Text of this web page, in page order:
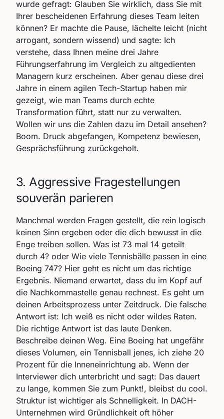
wurde gefragt: Glauben Sie wirklich, dass Sie mit
Ihrer bescheidenen Erfahrung dieses Team leiten
können? Er machte die Pause, lächelte leicht (nicht
arrogant, sondern wissend) und sagte: Ich
verstehe, dass Ihnen meine drei Jahre
Führungserfahrung im Vergleich zu altgedienten
Managern kurz erscheinen. Aber genau diese drei
Jahre in einem agilen Tech-Startup haben mir
gezeigt, wie man Teams durch echte
Transformation führt, statt nur zu verwalten.
Wollen wir uns die Zahlen dazu im Detail ansehen?
Boom. Druck abgefangen, Kompetenz bewiesen,
Gesprächsführung zurückgeholt.
3. Aggressive Fragestellungen
souverän parieren
Manchmal werden Fragen gestellt, die rein logisch
keinen Sinn ergeben oder die dich bewusst in die
Enge treiben sollen. Was ist 73 mal 14 geteilt
durch 4? oder Wie viele Tennisbälle passen in eine
Boeing 747? Hier geht es nicht um das richtige
Ergebnis. Niemand erwartet, dass du im Kopf auf
die Nachkommastelle genau rechnest. Es geht um
deinen Arbeitsprozess unter Zeitdruck. Die falsche
Antwort ist: Ich weiß es nicht oder wildes Raten.
Die richtige Antwort ist das laute Denken.
Beschreibe deinen Weg. Eine Boeing hat ungefähr
dieses Volumen, ein Tennisball jenes, ich ziehe 20
Prozent für die Inneneinrichtung ab. Wenn der
Interviewer dich unterbricht und sagt: Das dauert
zu lange, kommen Sie zum Punkt!, bleibst du cool.
Struktur ist wichtiger als Schnelligkeit. In DACH-
Unternehmen wird Gründlichkeit oft höher